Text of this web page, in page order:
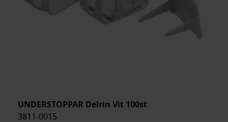
UNDERSTOPPAR Delrin Vit 100st
3811-0015